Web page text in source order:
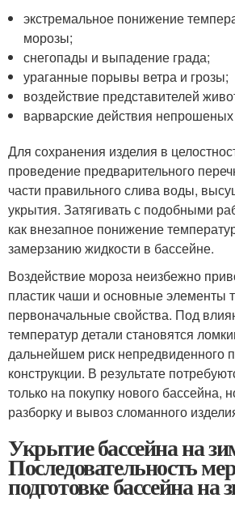
экстремальное понижение
морозы;
снегопады и выпадение града;
ураганные порывы ветра и грозы;
воздействие представителей
варварские действия непрошеных
Для сохранения изделия в
проведение предварительного
части правильного слива воды,
укрытия. Затягивать с подобными
как внезапное понижение
замерзанию жидкости в бассейне.
Воздействие мороза неизбежно
пластик чаши и основные элементы
первоначальные свойства. Под
температур детали становятся
дальнейшем риск непредвиденного
конструкции. В результате
только на покупку нового бассейна,
разборку и вывоз сломанного
Укрытие бассейна на
Последовательность
подготовке бассейна на